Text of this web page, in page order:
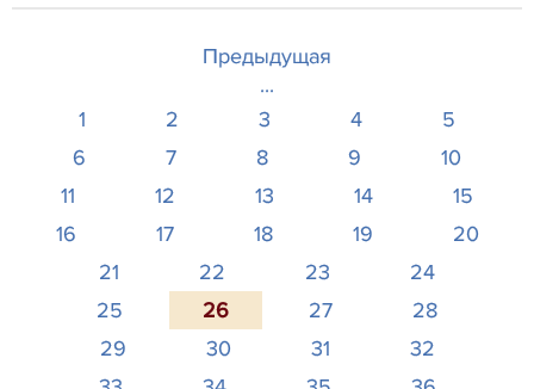
Предыдущая
...
1
2 3 4
5
6
7 8 9
10
11
12 13 14
15
16
17 18 19
20
21
22 23
24
25
26 27
28
29
30 31
32